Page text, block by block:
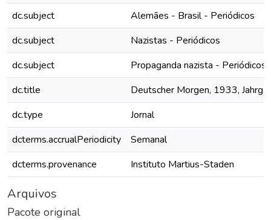
dc.subject
Alemães - Brasil - Periódicos
dc.subject
Nazistas - Periódicos
dc.subject
Propaganda nazista - Periódicos
dc.title
Deutscher Morgen, 1933, Jahrg.
dc.type
Jornal
dcterms.accrualPeriodicity
Semanal
dcterms.provenance
Instituto Martius-Staden
Arquivos
Pacote original